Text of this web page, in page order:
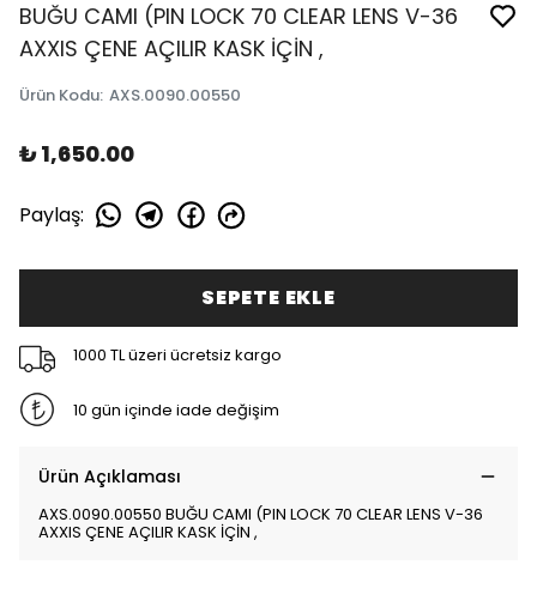
BUĞU CAMI (PIN LOCK 70 CLEAR LENS V-36
AXXIS ÇENE AÇILIR KASK İÇİN ,
Ürün Kodu: AXS.0090.00550
₺ 1,650.00
Paylaş:
SEPETE EKLE
1000 TL üzeri ücretsiz kargo
10 gün içinde iade değişim
Ürün Açıklaması
AXS.0090.00550 BUĞU CAMI (PIN LOCK 70 CLEAR LENS V-36
AXXIS ÇENE AÇILIR KASK İÇİN ,